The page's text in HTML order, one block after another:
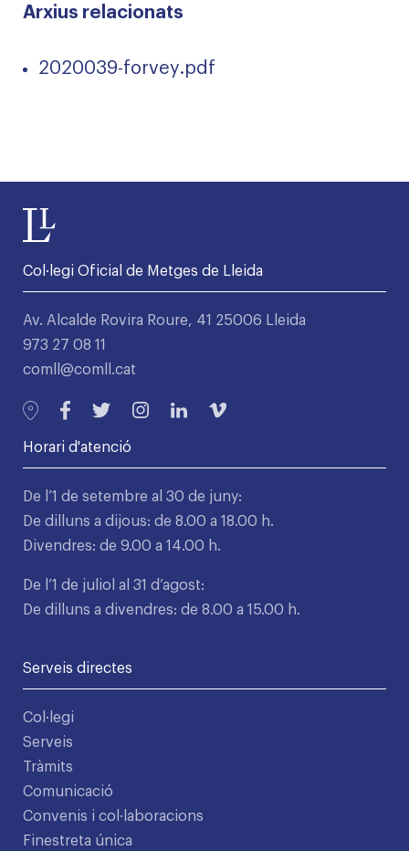
Arxius relacionats
2020039-forvey.pdf
Col·legi Oficial de Metges de Lleida
Av. Alcalde Rovira Roure, 41 25006 Lleida
973 27 08 11
comll@comll.cat
Horari d'atenció
De l’1 de setembre al 30 de juny:
De dilluns a dijous: de 8.00 a 18.00 h.
Divendres: de 9.00 a 14.00 h.
De l’1 de juliol al 31 d’agost:
De dilluns a divendres: de 8.00 a 15.00 h.
Serveis directes
Col·legi
Serveis
Tràmits
Comunicació
Convenis i col·laboracions
Finestreta única